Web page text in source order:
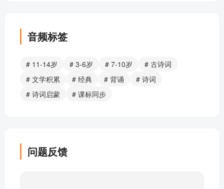
10.出塞
11.芙蓉楼送辛渐
12.鹿柴
13.送元二使安西
15.静夜思
18.赠汪伦
19.黄鹤楼送孟浩然之广陵
音频标签
# 11-14岁 # 3-6岁 # 7-10岁
# 古诗词
# 文学积累
# 经典 # 背诵
# 诗词
# 诗词启蒙
# 课标同步
问题反馈